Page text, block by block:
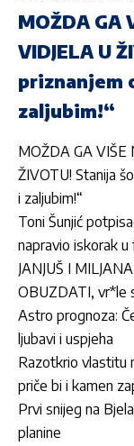
MOŽDA GA
VIDJELA U
priznanjem
zaljubim!“
MOŽDA GA VIŠE
ŽIVOTU! Stanija
i zaljubim!“
Toni Šunjić
napravio iskorak u
JANJUŠ I
OBUZDATI, vr*le
Astro prognoza:
ljubavi i uspjeha
Razotkrio vlastitu
priče bi i kamen
Prvi snijeg na
planine